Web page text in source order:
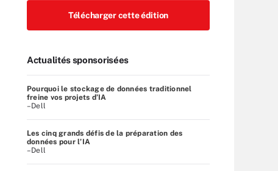
Télécharger cette édition
Actualités sponsorisées
Pourquoi le stockage de données traditionnel
freine vos projets d’IA
–Dell
Les cinq grands défis de la préparation des
données pour l’IA
–Dell